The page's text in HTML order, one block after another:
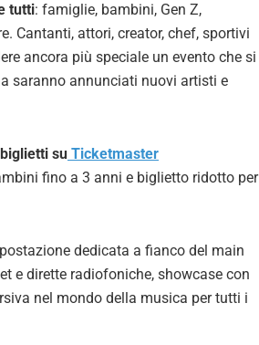
tutti: famiglie, bambini, Gen Z,
Cantanti, attori, creator, chef, sportivi
ancora più speciale un evento che si
saranno annunciati nuovi artisti e
biglietti su Ticketmaster
fino a 3 anni e biglietto ridotto per
dedicata a fianco del main
e dirette radiofoniche, showcase con
nel mondo della musica per tutti i